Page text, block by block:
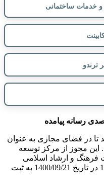
و خدمات ساختمانی
ترندو
رسانه پیامده
تا در فضای مجازی به عنوان
این مجوز از مرکز توسعه
و ارشاد اسلامی
دریافت شده و با شماره پرونده 12565 در تاریخ 1400/09/21 به ثبت